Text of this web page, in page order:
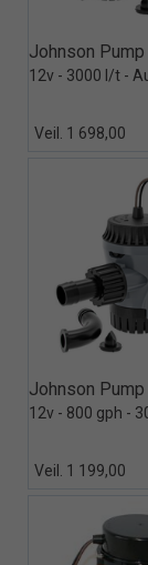
Veil. 1 698,00
Veil. 1 199,00